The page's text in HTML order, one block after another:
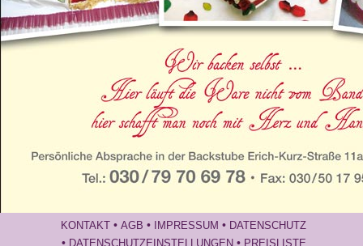
KONTAKT • AGB • IMPRESSUM • DATENSCHUTZ
• •